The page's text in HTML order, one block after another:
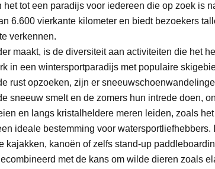
tot een paradijs voor iedereen die op zoek is
6.600 vierkante kilometer en biedt bezoekers
verkennen.
maakt, is de diversiteit aan activiteiten die het
in een wintersportparadijs met populaire
rust opzoeken, zijn er
sneeuw smelt en de zomers hun intrede doen,
en langs kristalheldere meren leiden, zoals
ideale bestemming voor
kajakken, kanoën of zelfs stand-up
met de kans om wilde dieren zoals